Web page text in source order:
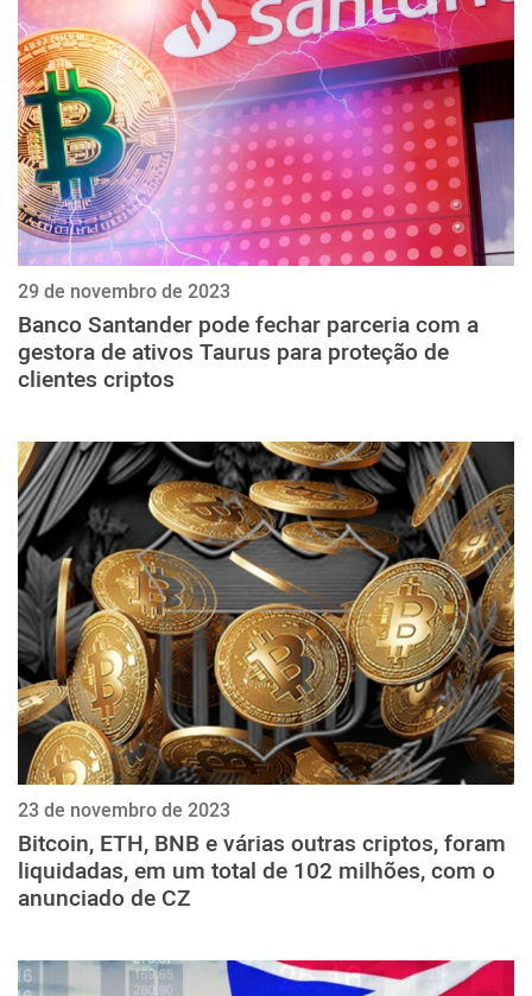
ქართული
polski
vietnamese
29 de novembro de 2023
Banco Santander pode fechar parceria com a
gestora de ativos Taurus para proteção de
clientes criptos
23 de novembro de 2023
Bitcoin, ETH, BNB e várias outras criptos, foram
liquidadas, em um total de 102 milhões, com o
anunciado de CZ